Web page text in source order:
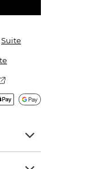
Suite